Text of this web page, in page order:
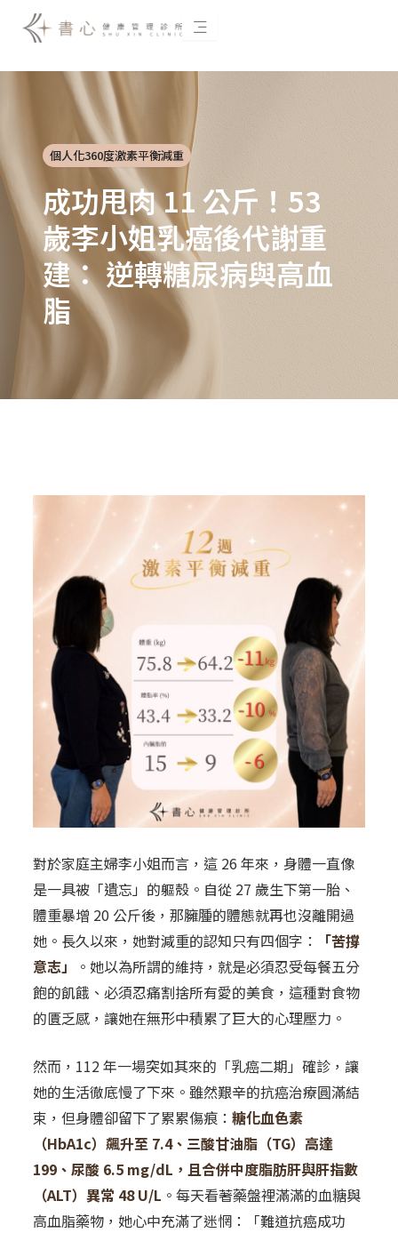
個人化360度激素平衡減重
成功甩肉 11 公斤！53
歲李小姐乳癌後代謝重
建： 逆轉糖尿病與高血
脂
對於家庭主婦李小姐而言，這 26 年來，身體一直像
是一具被「遺忘」的軀殼。自從 27 歲生下第一胎、
體重暴增 20 公斤後，那臃腫的體態就再也沒離開過
她。長久以來，她對減重的認知只有四個字：
「苦撐
意志」
。她以為所謂的維持，就是必須忍受每餐五分
飽的飢餓、必須忍痛割捨所有愛的美食，這種對食物
的匱乏感，讓她在無形中積累了巨大的心理壓力。
然而，112 年一場突如其來的「乳癌二期」確診，讓
她的生活徹底慢了下來。雖然艱辛的抗癌治療圓滿結
束，但身體卻留下了累累傷痕： 糖化血色素
（HbA1c）飆升至 7.4、三酸甘油脂（TG）高達
199、尿酸 6.5 mg/dL，且合併中度脂肪肝與肝指數
（ALT）異常 48 U/L 。每天看著藥盤裡滿滿的血糖與
高血脂藥物，她心中充滿了迷惘：「難道抗癌成功